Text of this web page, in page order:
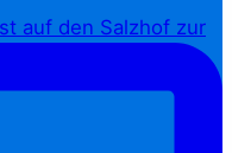
auf den Salzhof zur